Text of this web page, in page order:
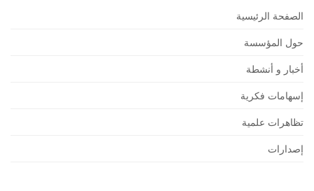
الصفحة الرئيسية
حول المؤسسة
أخبار و أنشطة
إسهامات فكرية
تظاهرات علمية
إصدارات